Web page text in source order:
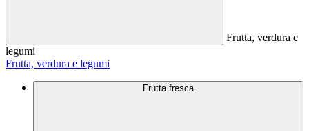
Frutta, verdura e
legumi
Frutta, verdura e legumi
Frutta fresca